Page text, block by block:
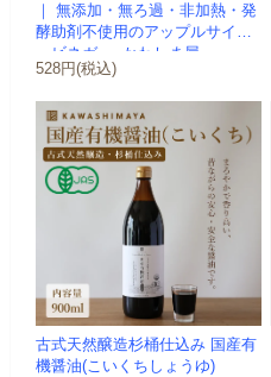
｜ 無添加・無ろ過・非加熱・発
酵助剤不使用のアップルサイダ
ービネガー -かわしま屋-
528円(税込)
古式天然醸造杉桶仕込み 国産有
機醤油(こいくちしょうゆ)